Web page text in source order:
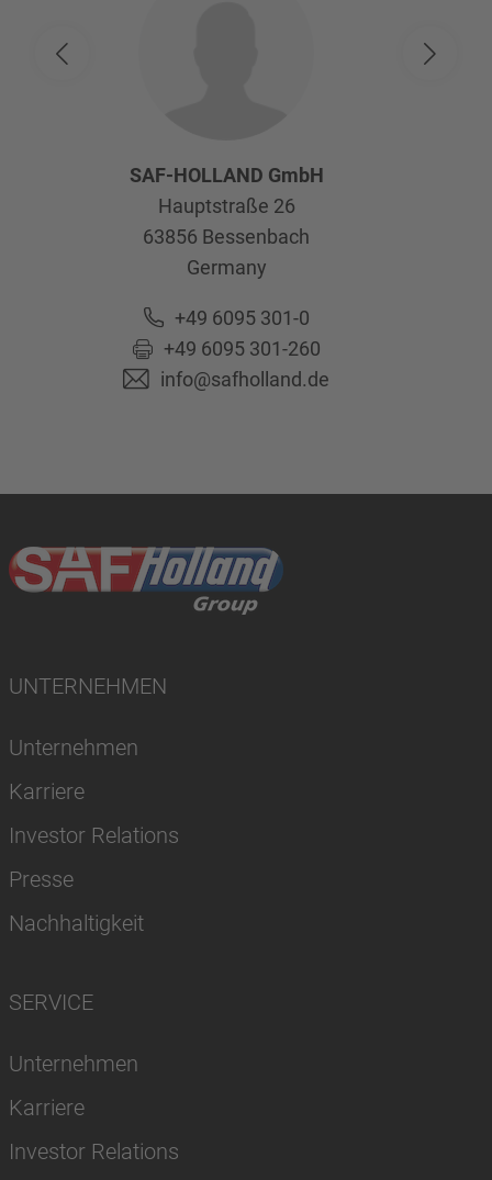
SAF-HOLLAND GmbH
Hauptstraße 26
63856 Bessenbach
Germany
+49 6095 301-0
+49 6095 301-260
info@safholland.de
UNTERNEHMEN
Unternehmen
Karriere
Investor Relations
Presse
Nachhaltigkeit
SERVICE
Unternehmen
Karriere
Investor Relations